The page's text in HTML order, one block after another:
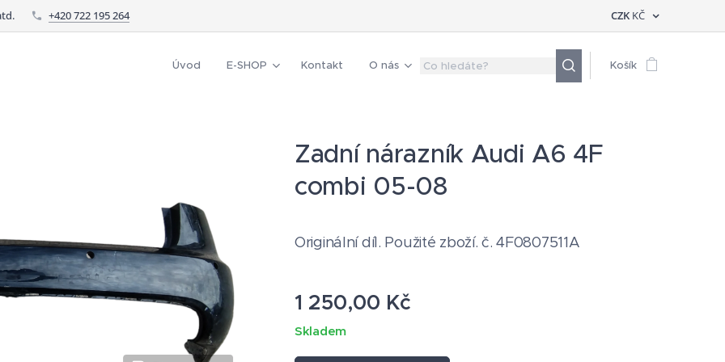
+420 722 195 264 CZK KČ
Úvod E-SHOP Kontakt O nás Košík
Zadní nárazník Audi A6 4F
combi 05-08
Originální díl. Použité zboží. č. 4F0807511A
1 250,00 Kč
Skladem